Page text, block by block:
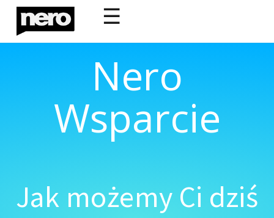
☰
Nero
Wsparcie
Jak możemy Ci dziś